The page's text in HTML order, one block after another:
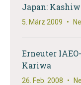
Japan:
5. März 2009 •
Erneuter
Kariwa
26. Feb. 2008 •